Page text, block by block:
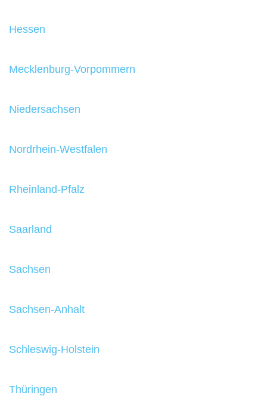
Hessen
Mecklenburg-Vorpommern
Niedersachsen
Nordrhein-Westfalen
Rheinland-Pfalz
Saarland
Sachsen
Sachsen-Anhalt
Schleswig-Holstein
Thüringen